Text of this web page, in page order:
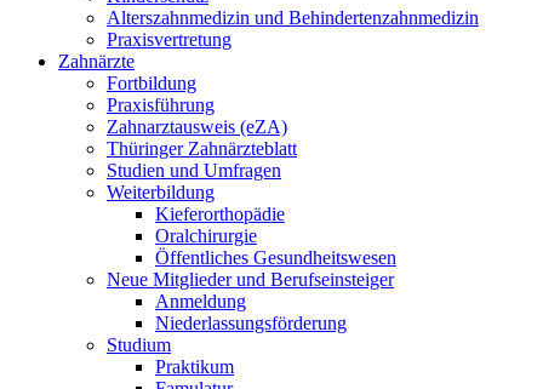
Alterszahnmedizin und Behindertenzahnmedizin
Praxisvertretung
Zahnärzte
Fortbildung
Praxisführung
Zahnarztausweis (eZA)
Thüringer Zahnärzteblatt
Studien und Umfragen
Weiterbildung
Kieferorthopädie
Oralchirurgie
Öffentliches Gesundheitswesen
Neue Mitglieder und Berufseinsteiger
Anmeldung
Niederlassungsförderung
Studium
Praktikum